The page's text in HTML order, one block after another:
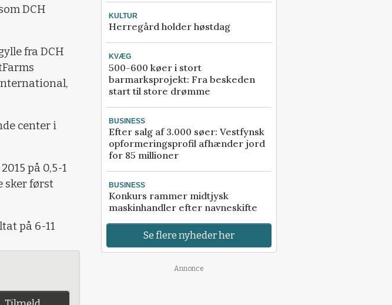
DCH
fra DCH
center i
på 0,5-1
sker først
på 6-11
KULTUR
Herregård holder høstdag
KVÆG
500-600 køer i stort
barmarksprojekt: Fra beskeden
start til store drømme
BUSINESS
Efter salg af 3.000 søer: Vestfynsk
opformeringsprofil afhænder jord
for 85 millioner
BUSINESS
Konkurs rammer midtjysk
maskinhandler efter navneskifte
Se flere nyheder her
Annonce